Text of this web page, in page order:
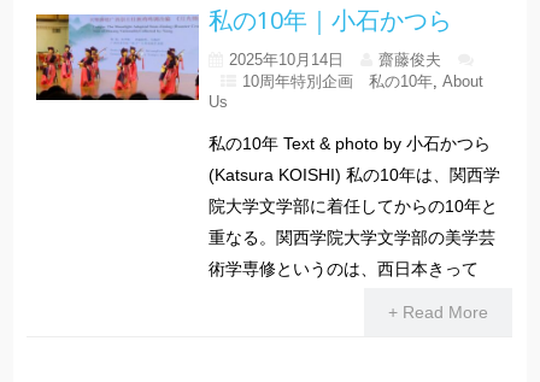
私の10年｜小石かつら
2025年10月14日
齋藤俊夫
10周年特別企画 私の10年, About
Us
私の10年 Text & photo by 小石かつら
(Katsura KOISHI) 私の10年は、関西学
院大学文学部に着任してからの10年と
重なる。関西学院大学文学部の美学芸
術学専修というのは、西日本きって
+ Read More